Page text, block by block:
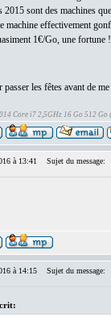
sont des machines
machine effectivement
1€/Go, une
passer les fêtes avant de
Core i7 2,5GHz 16 Go 512 Go
à 13:41 Sujet du message:
à 14:15 Sujet du message: